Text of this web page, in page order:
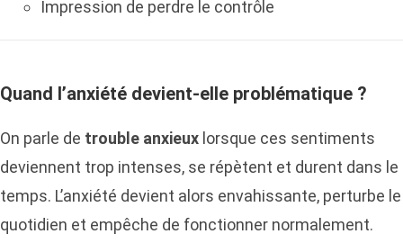
Impression de perdre le contrôle
Quand l’anxiété devient-elle problématique ?
On parle de trouble anxieux lorsque ces sentiments
deviennent trop intenses, se répètent et durent dans le
temps. L’anxiété devient alors envahissante, perturbe le
quotidien et empêche de fonctionner normalement.